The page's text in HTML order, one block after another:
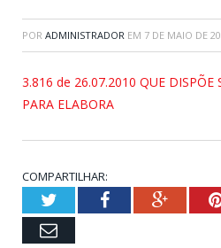
POR ADMINISTRADOR EM 7 DE MAIO DE
3.816 de 26.07.2010 QUE DISPÕE
PARA ELABORA
COMPARTILHAR:
TwitterFacebook
Email